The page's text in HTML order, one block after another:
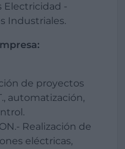
Electricidad -
Industriales.
de proyectos
automatización,
Realización de
eléctricas,